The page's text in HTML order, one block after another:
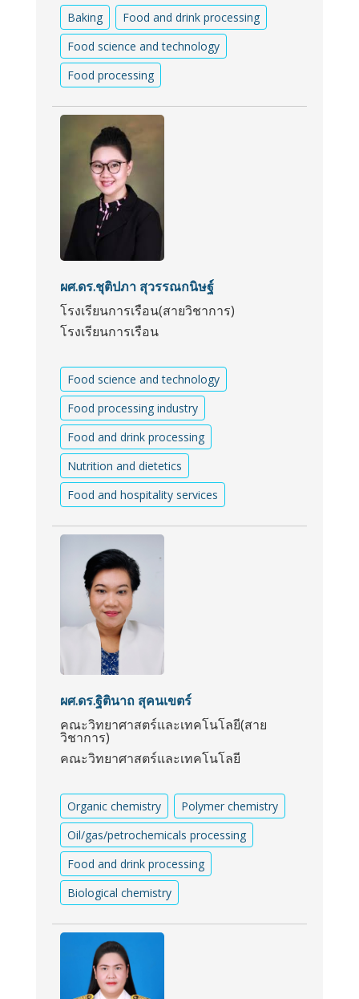
Baking
Food and drink processing
Food science and technology
Food processing
ผศ.ดร.ชุติปภา สุวรรณกนิษฐ์
โรงเรียนการเรือน(สายวิชาการ)
โรงเรียนการเรือน
Food science and technology
Food processing industry
Food and drink processing
Nutrition and dietetics
Food and hospitality services
ผศ.ดร.ฐิตินาถ สุคนเขตร์
คณะวิทยาศาสตร์และเทคโนโลยี(สาย
วิชาการ)
คณะวิทยาศาสตร์และเทคโนโลยี
Organic chemistry
Polymer chemistry
Oil/gas/petrochemicals processing
Food and drink processing
Biological chemistry